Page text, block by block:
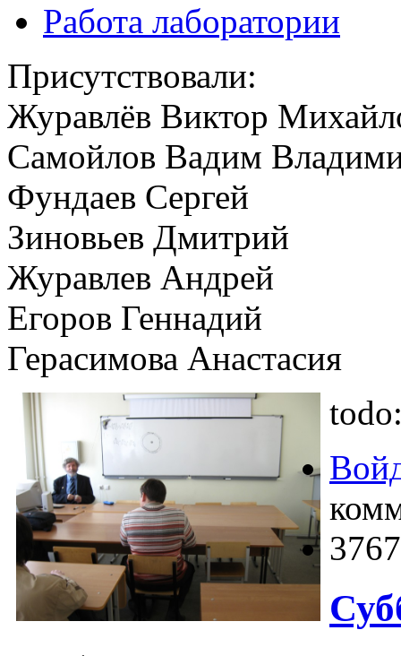
Работа лаборатории
Присутствовали:
Журавлёв Виктор
Самойлов Вадим
Фундаев Сергей
Зиновьев Дмитрий
Журавлев Андрей
Егоров Геннадий
Герасимова Анастасия